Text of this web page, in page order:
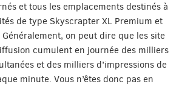
et tous les emplacements destinés à
de type Skyscrapter XL Premium et
on peut dire que les site
cumulent en journée des milliers
et des milliers d’impressions de
minute. Vous n’êtes donc pas en